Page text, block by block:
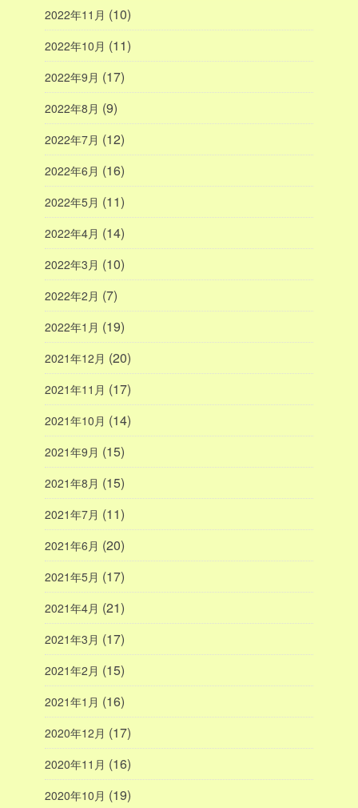
2022年11月 (10)
2022年10月 (11)
2022年9月 (17)
2022年8月 (9)
2022年7月 (12)
2022年6月 (16)
2022年5月 (11)
2022年4月 (14)
2022年3月 (10)
2022年2月 (7)
2022年1月 (19)
2021年12月 (20)
2021年11月 (17)
2021年10月 (14)
2021年9月 (15)
2021年8月 (15)
2021年7月 (11)
2021年6月 (20)
2021年5月 (17)
2021年4月 (21)
2021年3月 (17)
2021年2月 (15)
2021年1月 (16)
2020年12月 (17)
2020年11月 (16)
2020年10月 (19)